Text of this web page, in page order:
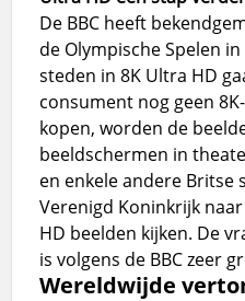
De BBC heeft
de Olympische Spelen
steden in 8K Ultra HD
consument nog geen
kopen, worden de
beeldschermen in
en enkele andere Britse
Verenigd Koninkrijk
HD beelden kijken. De
is volgens de BBC zeer
Wereldwijde